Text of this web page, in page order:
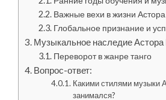
Важные вехи в жизни
Глобальное признание и
Музыкальное наследие
Переворот в жанре танго
Вопрос-ответ:
Какими стилями музыки
занимался?